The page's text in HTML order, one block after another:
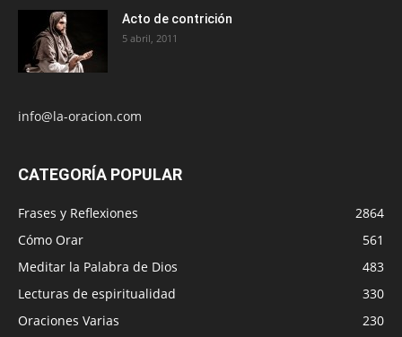
Acto de contrición
5 abril, 2011
info@la-oracion.com
CATEGORÍA POPULAR
Frases y Reflexiones
2864
Cómo Orar
561
Meditar la Palabra de Dios
483
Lecturas de espiritualidad
330
Oraciones Varias
230